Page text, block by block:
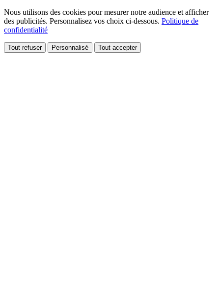
Nous utilisons des cookies pour mesurer notre audience et afficher
des publicités. Personnalisez vos choix ci-dessous. Politique de
confidentialité
Tout refuser Personnalisé Tout accepter